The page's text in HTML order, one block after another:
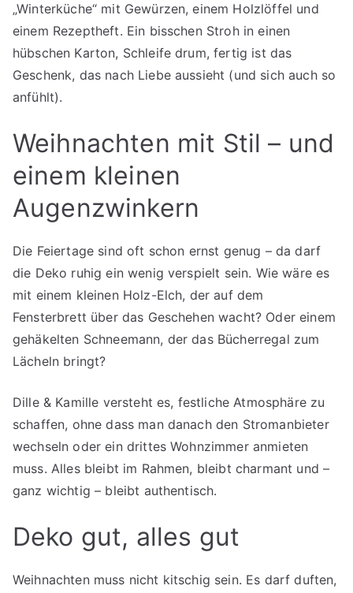
„Winterküche“ mit Gewürzen, einem Holzlöffel und
einem Rezeptheft. Ein bisschen Stroh in einen
hübschen Karton, Schleife drum, fertig ist das
Geschenk, das nach Liebe aussieht (und sich auch so
anfühlt).
Weihnachten mit Stil – und
einem kleinen
Augenzwinkern
Die Feiertage sind oft schon ernst genug – da darf
die Deko ruhig ein wenig verspielt sein. Wie wäre es
mit einem kleinen Holz-Elch, der auf dem
Fensterbrett über das Geschehen wacht? Oder einem
gehäkelten Schneemann, der das Bücherregal zum
Lächeln bringt?
Dille & Kamille versteht es, festliche Atmosphäre zu
schaffen, ohne dass man danach den Stromanbieter
wechseln oder ein drittes Wohnzimmer anmieten
muss. Alles bleibt im Rahmen, bleibt charmant und –
ganz wichtig – bleibt authentisch.
Deko gut, alles gut
Weihnachten muss nicht kitschig sein. Es darf duften,